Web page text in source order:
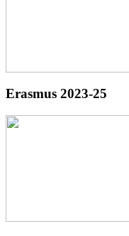
Erasmus 2023-25